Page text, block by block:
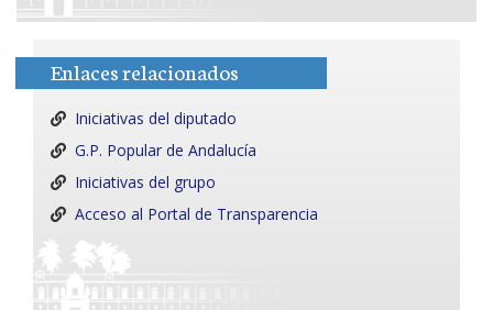
Enlaces relacionados
Iniciativas del diputado
G.P. Popular de Andalucía
Iniciativas del grupo
Acceso al Portal de Transparencia